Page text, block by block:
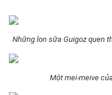
Những lon sữa Guigoz quen
Một mei-meive